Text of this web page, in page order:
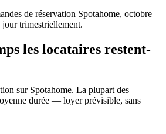
de réservation Spotahome, octobre
trimestriellement.
les locataires restent-
sur Spotahome. La plupart des
durée — loyer prévisible, sans